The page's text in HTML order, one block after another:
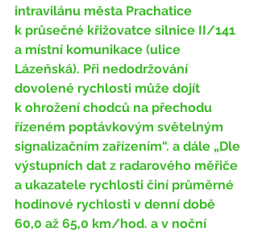
intravilánu města Prachatice
k průsečné křižovatce silnice II/141
a místní komunikace (ulice
Lázeňská). Při nedodržování
dovolené rychlosti může dojít
k ohrožení chodců na přechodu
řízeném poptávkovým světelným
signalizačním zařízením“. a dále „Dle
výstupních dat z radarového měřiče
a ukazatele rychlosti činí průměrné
hodinové rychlosti v denní době
60,0 až 65,0 km/hod. a v noční